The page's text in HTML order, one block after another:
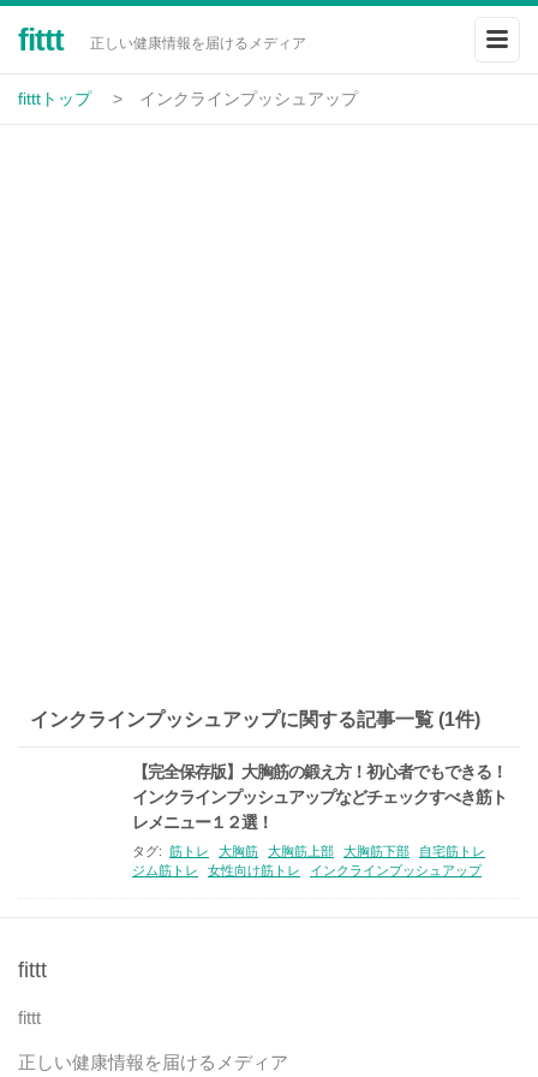
fittt 正しい健康情報を届けるメディア
fitttトップ インクラインプッシュアップ
インクラインプッシュアップに関する記事一覧 (1件)
【完全保存版】大胸筋の鍛え方！初心者でもできる！
インクラインプッシュアップなどチェックすべき筋ト
レメニュー１２選！
タグ: 筋トレ 大胸筋 大胸筋上部 大胸筋下部
自宅筋トレ
ジム筋トレ
女性向け筋トレ インクラインプッシュアップ
fittt
fittt
正しい健康情報を届けるメディア